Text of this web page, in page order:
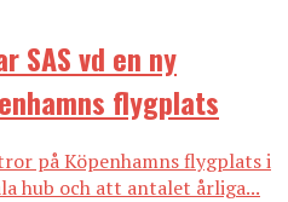
SAS vd en ny
flygplats
på Köpenhamns flygplats i
hub och att antalet årliga...